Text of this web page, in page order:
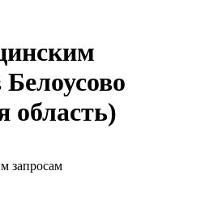
область)
запросам